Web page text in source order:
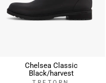
Chelsea Classic
Black/harvest